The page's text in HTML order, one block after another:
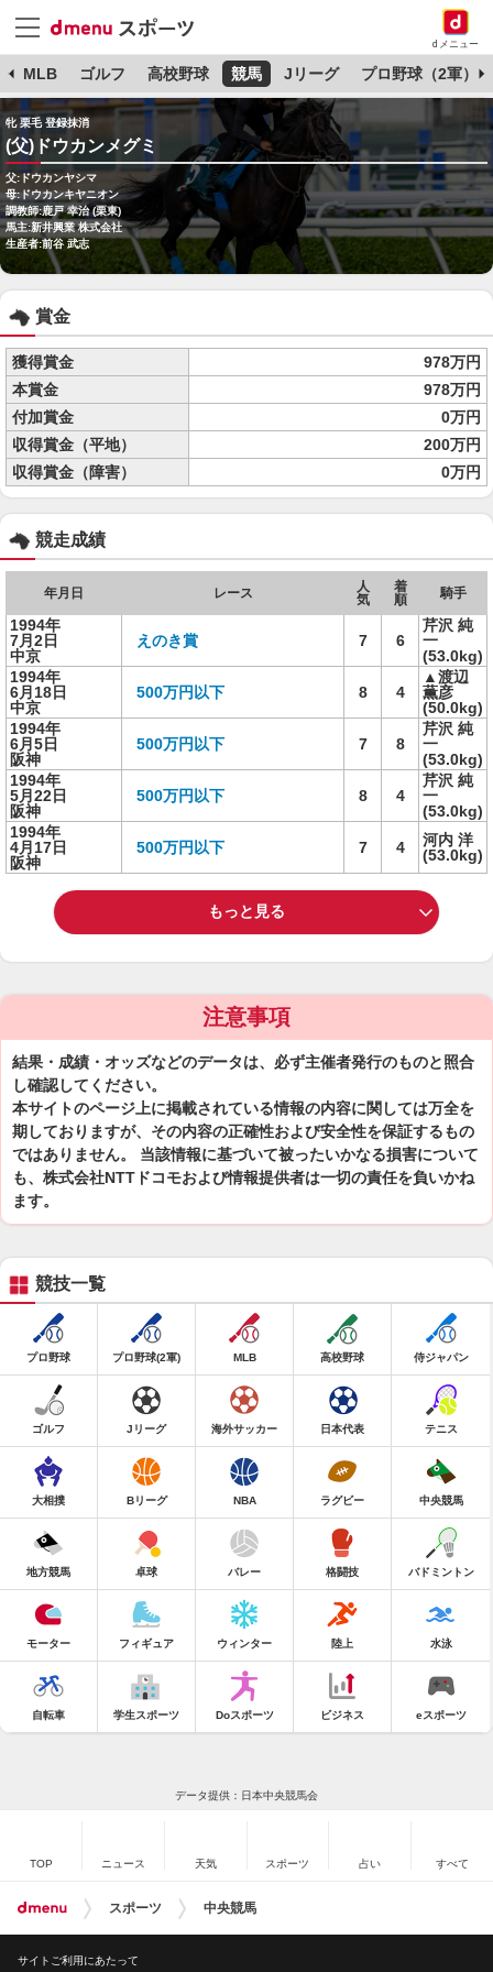
dメニュー
MLB ゴルフ 高校野球 競馬 Jリーグ プロ野球（2軍）
牝 栗毛 登録抹消
(父)ドウカンメグミ
父:ドウカンヤシマ
母:ドウカンキヤニオン
調教師:鹿戸 幸治 (栗東)
馬主:新井興業 株式会社
生産者:前谷 武志
賞金
獲得賞金
978万円
本賞金
978万円
付加賞金
0万円
収得賞金（平地）
200万円
収得賞金（障害）
0万円
競走成績
年月日 レース
人
気
着
順
騎手
1994年
7月2日
中京
えのき賞 7 6
芹沢 純
一
(53.0kg)
1994年
6月18日
中京
500万円以下 8 4
▲渡辺
薫彦
(50.0kg)
1994年
6月5日
阪神
500万円以下 7 8
芹沢 純
一
(53.0kg)
1994年
5月22日
阪神
500万円以下 8 4
芹沢 純
一
(53.0kg)
1994年
4月17日
阪神
500万円以下 7 4
河内 洋
(53.0kg)
もっと見る
注意事項
結果・成績・オッズなどのデータは、必ず主催者発行のものと照合
し確認してください。
本サイトのページ上に掲載されている情報の内容に関しては万全を
期しておりますが、その内容の正確性および安全性を保証するもの
ではありません。 当該情報に基づいて被ったいかなる損害について
も、株式会社NTTドコモおよび情報提供者は一切の責任を負いかね
ます。
競技一覧
プロ野球 プロ野球(2軍) MLB 高校野球 侍ジャパン
ゴルフ Jリーグ 海外サッカー 日本代表 テニス
大相撲 Bリーグ NBA ラグビー 中央競馬
地方競馬 卓球 バレー 格闘技 バドミントン
モーター フィギュア ウィンター 陸上 水泳
自転車 学生スポーツ Doスポーツ ビジネス eスポーツ
データ提供：日本中央競馬会
TOP ニュース 天気 スポーツ 占い すべて
スポーツ 中央競馬
サイトご利用にあたって